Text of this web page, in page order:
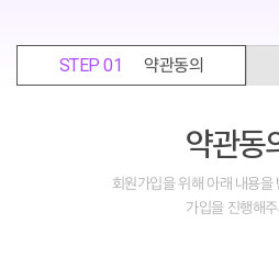
STEP 01 약관동의
약관동
회원가입을 위해 아래 내용을
가입을 진행해주